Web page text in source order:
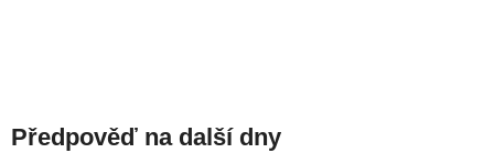
Předpověď na další dny